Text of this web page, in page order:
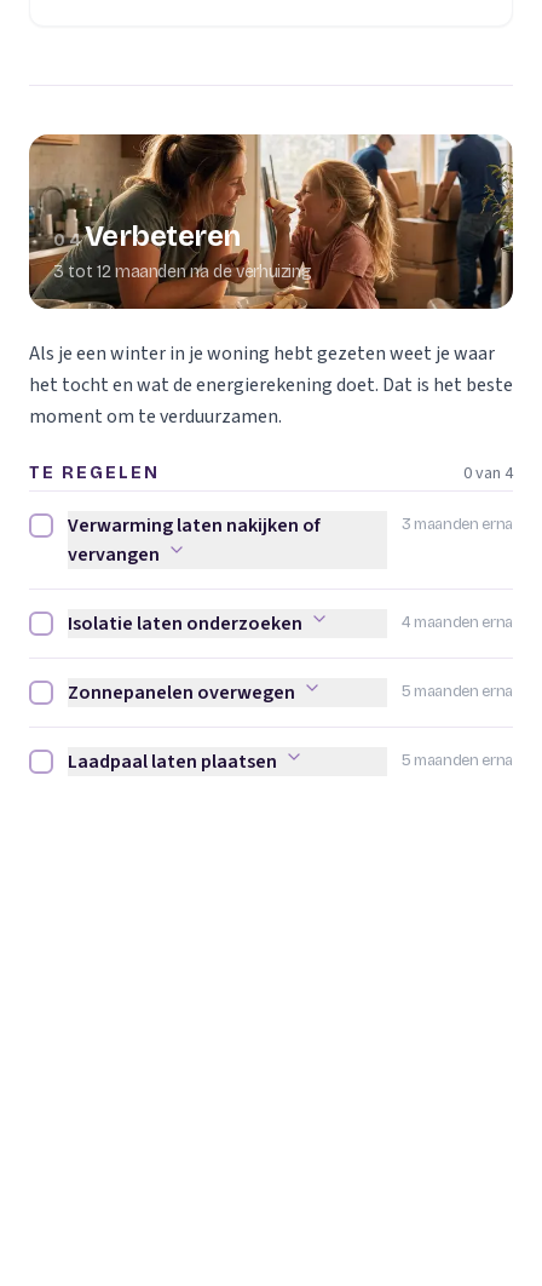
04Verbeteren
3 tot 12 maanden na de verhuizing
Als je een winter in je woning hebt gezeten weet je waar
het tocht en wat de energierekening doet. Dat is het beste
moment om te verduurzamen.
TE REGELEN 0 van 4
3 maanden erna
Verwarming laten nakijken of vervangen afvinken
Verwarming laten nakijken of
vervangen
4 maanden erna
Isolatie laten onderzoeken afvinken
Isolatie laten onderzoeken
5 maanden erna
Zonnepanelen overwegen afvinken
Zonnepanelen overwegen
5 maanden erna
Laadpaal laten plaatsen afvinken
Laadpaal laten plaatsen